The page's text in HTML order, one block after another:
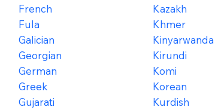
French
Fula
Galician
Georgian
German
Greek
Gujarati
Kazakh
Khmer
Kinyarwanda
Kirundi
Komi
Korean
Kurdish